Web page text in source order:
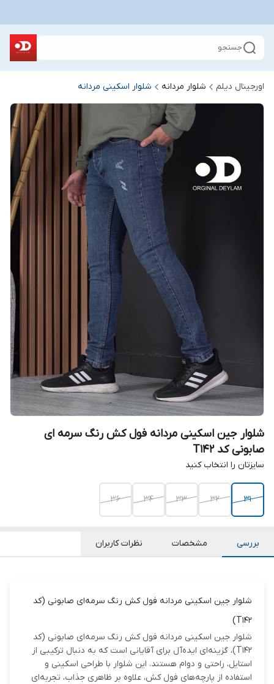
جستجو
اورجینال دیلم شلوار مردانه شلوار اسکینی مردانه
شلوار جین اسکینی مردانه فول کش رنگ سرمه ای
صابونی کد T142
سایزتان را انتخاب کنید
31
32
33
34
36
بررسی مشخصات نظرات کاربران
شلوار جین اسکینی مردانه فول کش رنگ سرمه‌ای صابونی (کد
T142)
شلوار جین اسکینی مردانه فول کش رنگ سرمه‌ای صابونی (کد
T142)، گزینه‌ای ایده‌آل برای آقایانی است که به دنبال ترکیبی از
استایل، راحتی و دوام هستند. این شلوار با طراحی اسکینی و
استفاده از پارچه‌های فول کش، علاوه بر ظاهری جذاب، تجربه‌ای